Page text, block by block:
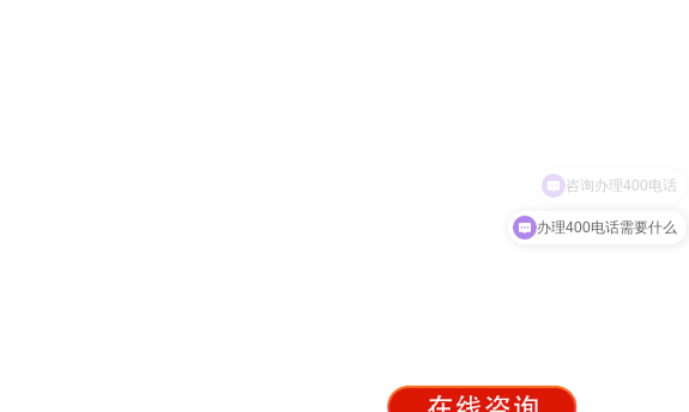
办理400电话需要什么